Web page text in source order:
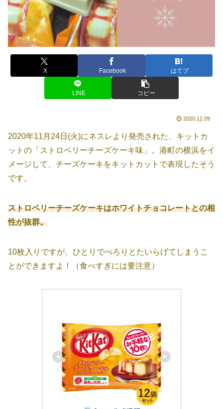
X Facebook はてブ
LINE コピー
2020.12.09
2020年11月24日(火)にネスレより発売された、キットカ
ットの「ストロベリーチーズケーキ味」。港町の横浜をイ
メージして、チーズケーキをキットカットで表現したそう
です。
ストロベリーチーズケーキはホワイトチョコレートとの相
性が抜群。
10枚入りですが、ひとりでぺろりとたいらげてしまうこ
とができますよ！（食べすぎには要注意）